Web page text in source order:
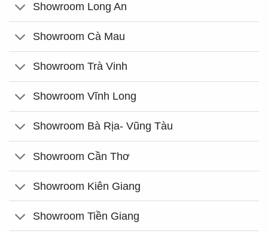
Showroom Long An
Showroom Cà Mau
Showroom Trà Vinh
Showroom Vĩnh Long
Showroom Bà Rịa- Vũng Tàu
Showroom Cần Thơ
Showroom Kiên Giang
Showroom Tiền Giang